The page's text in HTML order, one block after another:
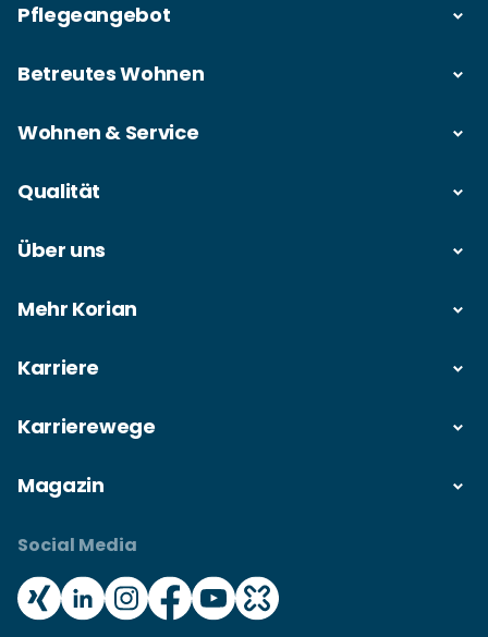
Pflegeangebot
Betreutes Wohnen
Wohnen & Service
Qualität
Über uns
Mehr Korian
Karriere
Karrierewege
Magazin
Social Media